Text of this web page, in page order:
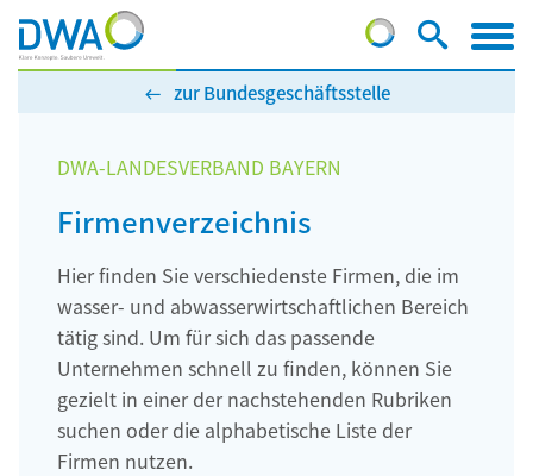
zur Bundesgeschäftsstelle
DWA-LANDESVERBAND BAYERN
Firmenverzeichnis
Hier finden Sie verschiedenste Firmen, die im
wasser- und abwasserwirtschaftlichen Bereich
tätig sind. Um für sich das passende
Unternehmen schnell zu finden, können Sie
gezielt in einer der nachstehenden Rubriken
suchen oder die alphabetische Liste der
Firmen nutzen.